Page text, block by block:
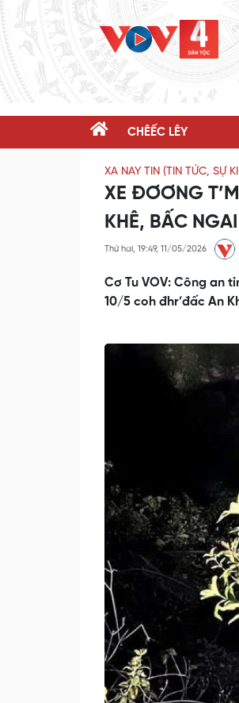
CHÊẾC LÊY
XA NAY TIN (TIN TỨC, SỰ
XE ĐƠƠNG
KHÊ, BẤC
Thứ hai, 19:49, 11/05/2026
Cơ Tu VOV: Công an
10/5 coh đhr’đấc An